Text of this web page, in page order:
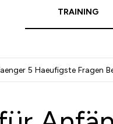
TRAINING
5 Haeufigste Fragen